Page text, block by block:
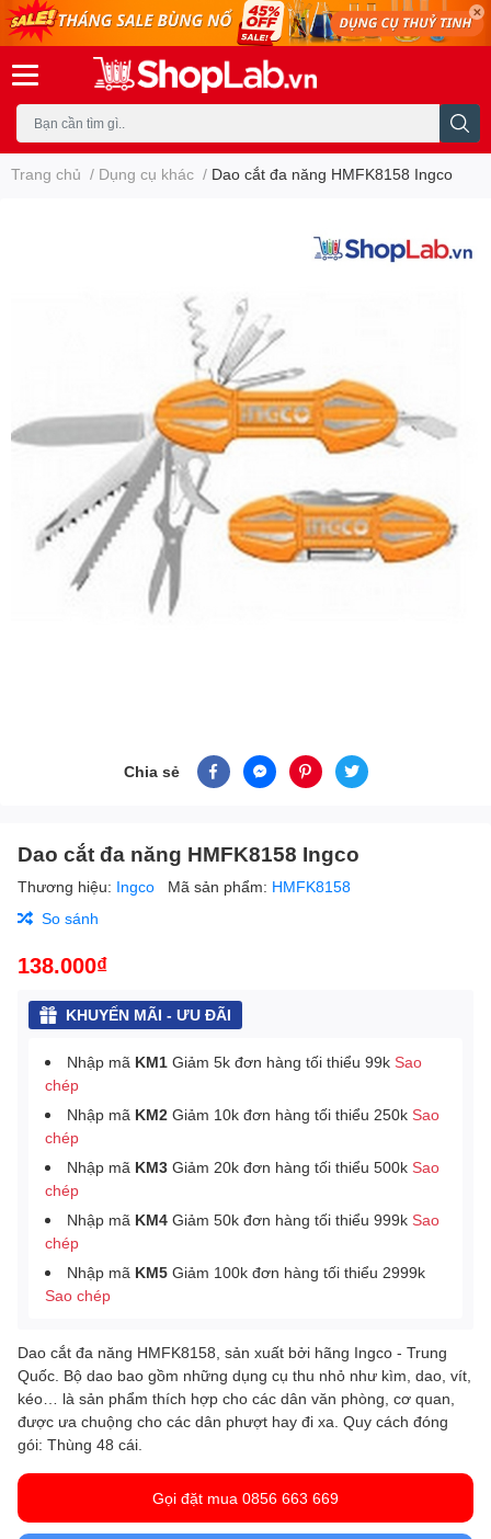
Trang chủ / Dụng cụ khác / Dao cắt đa năng HMFK8158 Ingco
Chia sẻ
Dao cắt đa năng HMFK8158 Ingco
Thương hiệu: Ingco Mã sản phẩm: HMFK8158
So sánh
138.000₫
KHUYẾN MÃI - ƯU ĐÃI
Nhập mã KM1 Giảm 5k đơn hàng tối thiểu 99k Sao
chép
Nhập mã KM2 Giảm 10k đơn hàng tối thiểu 250k Sao
chép
Nhập mã KM3 Giảm 20k đơn hàng tối thiểu 500k Sao
chép
Nhập mã KM4 Giảm 50k đơn hàng tối thiểu 999k Sao
chép
Nhập mã KM5 Giảm 100k đơn hàng tối thiểu 2999k
Sao chép
Dao cắt đa năng HMFK8158, sản xuất bởi hãng Ingco - Trung
Quốc. Bộ dao bao gồm những dụng cụ thu nhỏ như kìm, dao, vít,
kéo… là sản phẩm thích hợp cho các dân văn phòng, cơ quan,
được ưa chuộng cho các dân phượt hay đi xa. Quy cách đóng
gói: Thùng 48 cái.
Gọi đặt mua 0856 663 669